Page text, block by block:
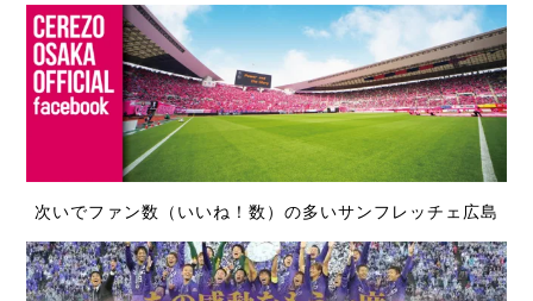
次いでファン数（いいね！数）の多いサンフレッチェ広島